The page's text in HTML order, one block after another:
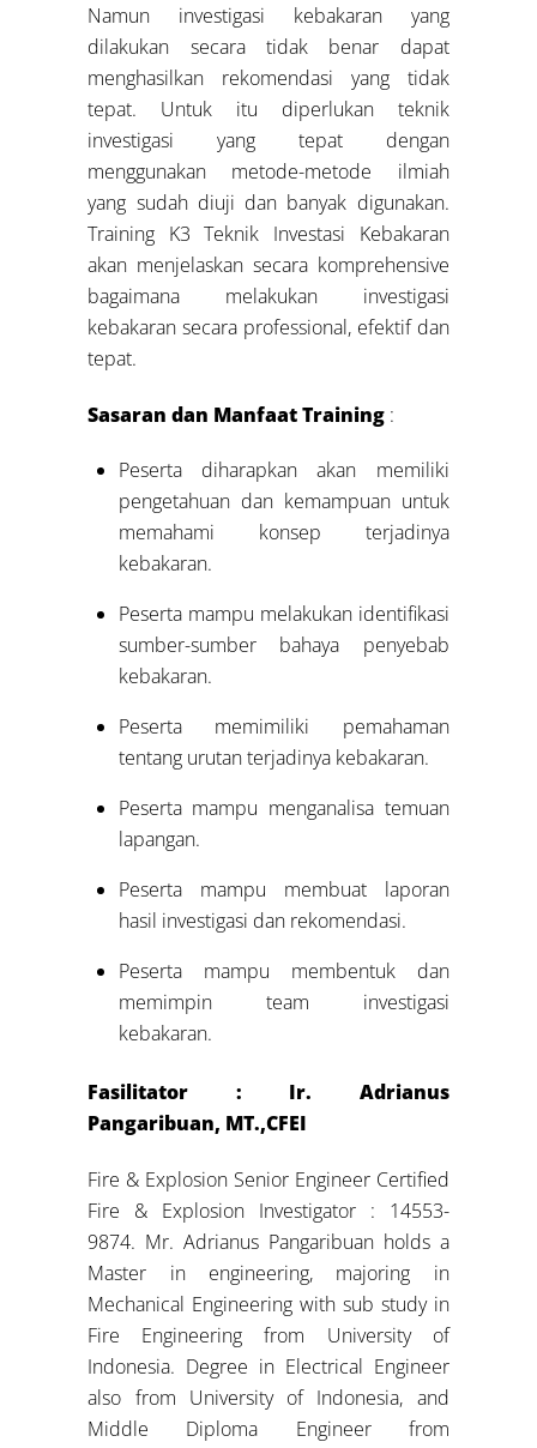
Namun investigasi kebakaran yang
dilakukan secara tidak benar dapat
menghasilkan rekomendasi yang tidak
tepat. Untuk itu diperlukan teknik
investigasi yang tepat dengan
menggunakan metode-metode ilmiah
yang sudah diuji dan banyak digunakan.
Training K3 Teknik Investasi Kebakaran
akan menjelaskan secara komprehensive
bagaimana melakukan investigasi
kebakaran secara professional, efektif dan
tepat.
Sasaran dan Manfaat Training :
Peserta diharapkan akan memiliki
pengetahuan dan kemampuan untuk
memahami konsep terjadinya
kebakaran.
Peserta mampu melakukan identifikasi
sumber-sumber bahaya penyebab
kebakaran.
Peserta memimiliki pemahaman
tentang urutan terjadinya kebakaran.
Peserta mampu menganalisa temuan
lapangan.
Peserta mampu membuat laporan
hasil investigasi dan rekomendasi.
Peserta mampu membentuk dan
memimpin team investigasi
kebakaran.
Fasilitator :
Ir. Adrianus
Pangaribuan, MT.,CFEI
Fire & Explosion Senior Engineer Certified
Fire & Explosion Investigator : 14553-
9874. Mr. Adrianus Pangaribuan holds a
Master in engineering, majoring in
Mechanical Engineering with sub study in
Fire Engineering from University of
Indonesia. Degree in Electrical Engineer
also from University of Indonesia, and
Middle Diploma Engineer from